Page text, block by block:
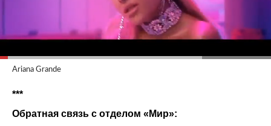
Ariana Grande
***
Обратная связь с отделом « Мир»: